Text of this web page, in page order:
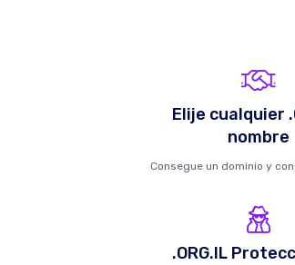
Elije cualquier
nombre
Consegue un dominio y
.ORG.IL